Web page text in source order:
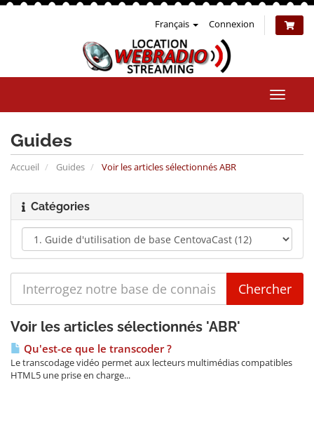
Français Connexion
la
Guides
Accueil Guides Voir les articles sélectionnés ABR
Catégories
Voir les articles sélectionnés 'ABR'
Qu'est-ce que le transcoder ?
Le transcodage vidéo permet aux lecteurs multimédias compatibles
HTML5 une prise en charge...